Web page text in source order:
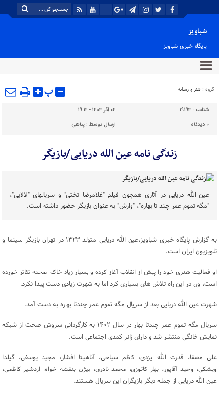
شباویز
پایگاه خبری شباویز
گروه : هنر و رسانه پ
شناسه : 19193
۰۴ آذر ۱۴۰۳ - ۱۹:۱۲
۰ دیدگاه ارسال توسط :پناهی
زندگی نامه عین الله دریایی/بازیگر
عین الله دریایی در آثاری همچون فیلم "غلامرضا تختی" و سریالهای "لالایی"،
"مگه تموم عمر چند تا بهاره"، "وارش" به عنوان بازیگر حضور داشته است.
به گزارش پایگاه خبری شباویز،عین الله دریایی متولد ۱۳۲۳ در تهران بازیگر سینما و
تلویزیون ایران است.
او فعالیت هنری خود را پیش از انقلاب آغاز کرده و بسیار زیاد خاک صحنه تئاتر خورده
است، وی در این راه تلاش های بسیاری کرد اما به شهرت زیادی دست پیدا نکرد.
شهرت عین الله دریایی بعد از سریال مگه تموم عمر چندتا بهاره به دست آمد.
سریال مگه تموم عمر چندتا بهار در سال ۱۴۰۲ به کارگردانی سروش صحت از شبکه
نمایش خانگی منتشر شد و دارای ژانر کمدی اجتماعی است.
علی مصفا، قدرت الله ایزدی، کاظم سیاحی، آناهیتا افشار، مجید یوسفی، گیلدا
ویشکی، وحید آقاپور، بهار کاتوزی، محمد نادری، بیژن بنفشه خواه، اردشیر کاظمی،
عین الله دریایی از جمله دیگر بازیگران این سریال هستند.